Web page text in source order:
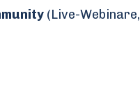
(Live-Webinare,